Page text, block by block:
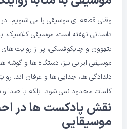
وقتی قطعه ای موسیقی را می
داستانی نهفته است. موسیقی کلاسیک،
بتهوون و چایکوفسکی، پر از روایت
موسیقی ایرانی نیز، دستگاه ها و
دلدادگی ها، جدایی ها و عرفان اند.
کلمات محدود نمی شود، بلکه با صدا
نقش پادکست ها در
موسیقایی